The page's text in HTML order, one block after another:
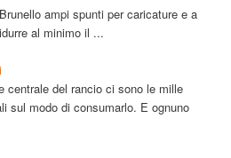
ampi spunti per caricature e a
al minimo il ...
centrale del rancio ci sono le mille
sul modo di consumarlo. E ognuno